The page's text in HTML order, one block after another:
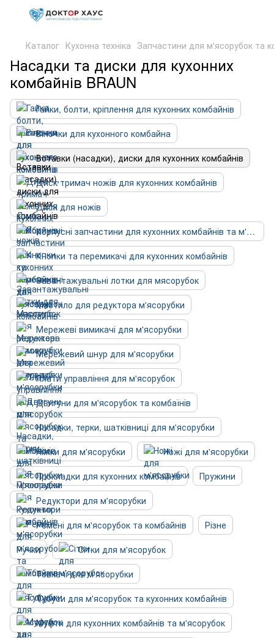
Каталог Кухонна техніка Запчастини для м'ясорубок та
Насадки та диски для кухонних
комбайнів BRAUN
Гайки, болти, кріплення для кухонних комбайнів
Віночки для кухонного комбайна
Вставки (насадки), диски для кухонних комбайнів
Диск тримач ножів для кухонних комбайнів
Диск для ножів
Корпусні запчастини для кухонних комбайнів та м'ясорубок
Кнопки та перемикачі для кухонних комбайнів
Завантажувальні лотки для мясорубок
Мастило для редуктора м'ясорубки
Мережеві вимикачі для м'ясорубки
Мережевий шнур для м'ясорубки
Плати управління для м'ясорубок
Двигуни для м'ясорубок та комбаїнів
Насадки, терки, шатківниці для м'ясорубки
Ніжки для м'ясорубки
Ножі для м'ясорубки
Прокладки для кухонних комбайнів
Пружини
Редуктори для м'ясорубки
Ремені для м'ясорубок та комбайнів
Різне
Ручки
Сітки для м'ясорубок
Товкачі для м'ясорубки
Тубуси для м'ясорубок та кухонних комбайнів
Муфти для кухонних комбайнів та м'ясорубок